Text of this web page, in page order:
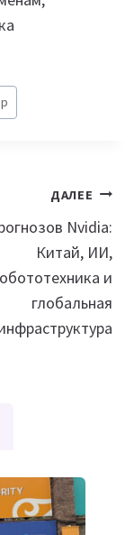
ДАЛЕЕ
Nvidia:
Китай, ИИ,
и
глобальная